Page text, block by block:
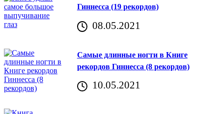
Гиннесса (19 рекордов)
08.05.2021
Самые длинные ногти в Книге
рекордов Гиннесса (8 рекордов)
10.05.2021